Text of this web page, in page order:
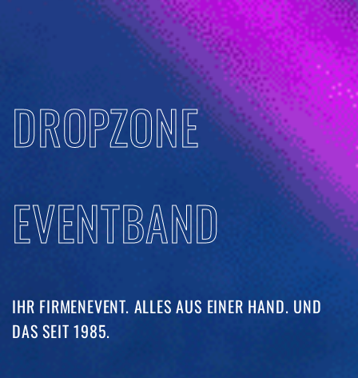
DROPZONE
EVENTBAND
IHR FIRMENEVENT. ALLES AUS EINER HAND. UND
DAS SEIT 1985. ​